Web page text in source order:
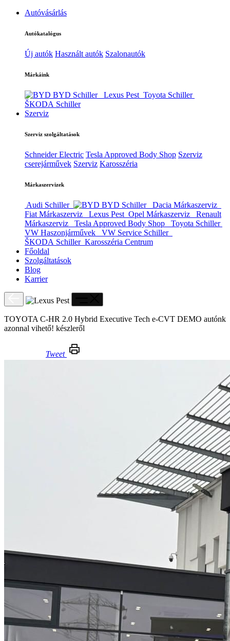
Autóvásárlás
Autókatalógus
Új autók Használt autók Szalonautók
Márkáink
BYD Schiller Lexus Pest Toyota Schiller
ŠKODA Schiller
Szerviz
Szerviz szolgáltatások
Schneider Electric Tesla Approved Body Shop Szerviz
cserejárművek Szerviz Karosszéria
Márkaszervizek
Audi Schiller BYD Schiller
Dacia Márkaszerviz
Fiat Márkaszerviz
Lexus Pest Opel Márkaszerviz
Renault
Márkaszerviz
Tesla Approved Body Shop
Toyota Schiller
VW Haszonjárművek
VW Service Schiller
ŠKODA Schiller Karosszéria Centrum
Főoldal
Szolgáltatások
Blog
Karrier
TOYOTA C-HR 2.0 Hybrid Executive Tech e-CVT DEMO autónk
azonnal vihető! készleről
Tweet